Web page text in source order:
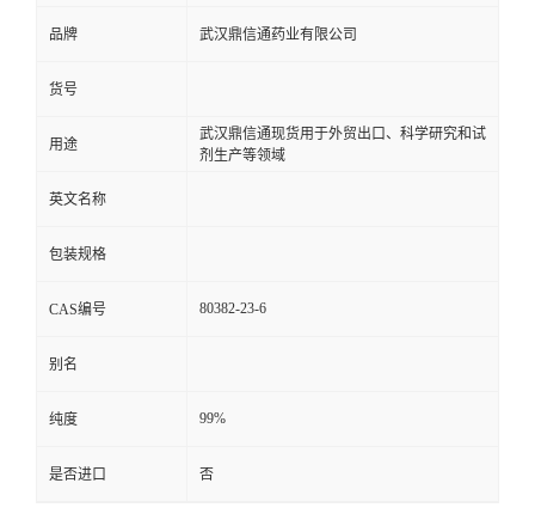
品牌 武汉鼎信通药业有限公司
货号
用途
武汉鼎信通现货用于外贸出口、科学研究和试
剂生产等领域
英文名称
包装规格
CAS编号 80382-23-6
别名
纯度 99%
是否进口 否